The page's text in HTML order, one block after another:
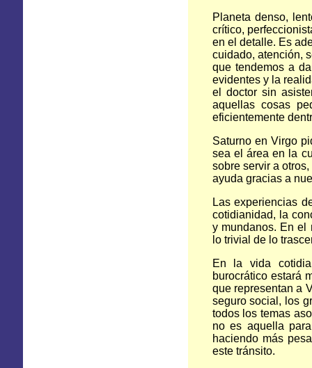
Planeta denso,
crítico,
en el detalle. Es
cuidado, atención,
que tendemos a
evidentes y la
el doctor sin
aquellas cosas
eficientemente
Saturno en Virgo
sea el área en la
sobre servir a
ayuda gracias a
Las experiencias
cotidianidad, la
y mundanos. En el
lo trivial de lo
En la vida
burocrático estará
que representan a
seguro social, los
todos los temas
no es aquella
haciendo más
este tránsito.